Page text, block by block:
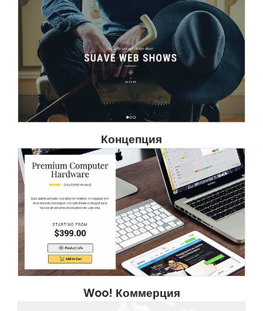
Концепция
Woo! Коммерция